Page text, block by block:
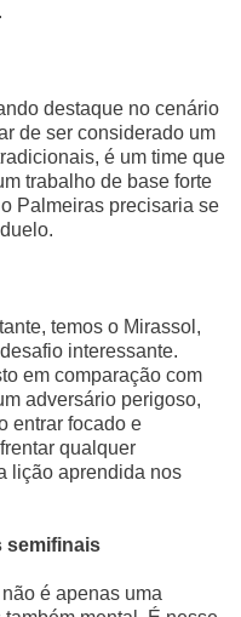
destaque no cenário
de ser considerado um
é um time que
trabalho de base forte
Palmeiras precisaria se
temos o Mirassol,
interessante.
em comparação com
adversário perigoso,
entrar focado e
qualquer
lição aprendida nos
semifinais
é apenas uma